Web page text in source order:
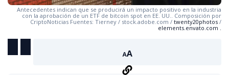
Antecedentes indican que se producirá un impacto positivo en la industria
con la aprobación de un ETF de bitcoin spot en EE. UU.. Composición por
CriptoNoticias Fuentes: Tierney / stock.adobe.com / twenty20photos /
elements.envato.com